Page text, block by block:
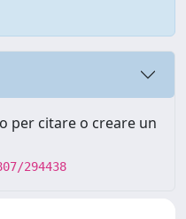
per citare o creare un
294438